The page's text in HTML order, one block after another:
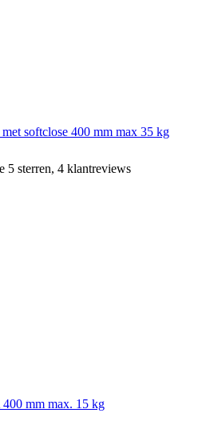
softclose 400 mm max 35 kg
5 sterren, 4 klantreviews
mm max. 15 kg